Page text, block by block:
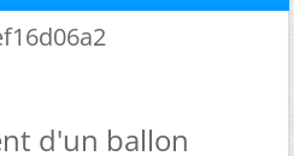
d'un ballon